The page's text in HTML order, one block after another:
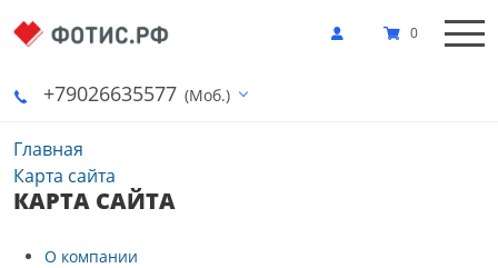
+79026635577 (Моб.)
0
Главная
Карта сайта
КАРТА САЙТА
О компании